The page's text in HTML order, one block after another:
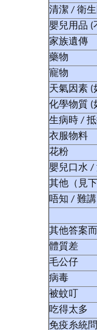
清潔 / 衛
嬰兒用品 (
家族遺傳
藥物
寵物
天氣因素 (
化學物質 (
生病時 /
衣服物料
花粉
嬰兒口水 /
其他（見下
唔知 / 難講
其他答案
體質差
毛公仔
病毒
被蚊叮
吃得太多
免疫糸統